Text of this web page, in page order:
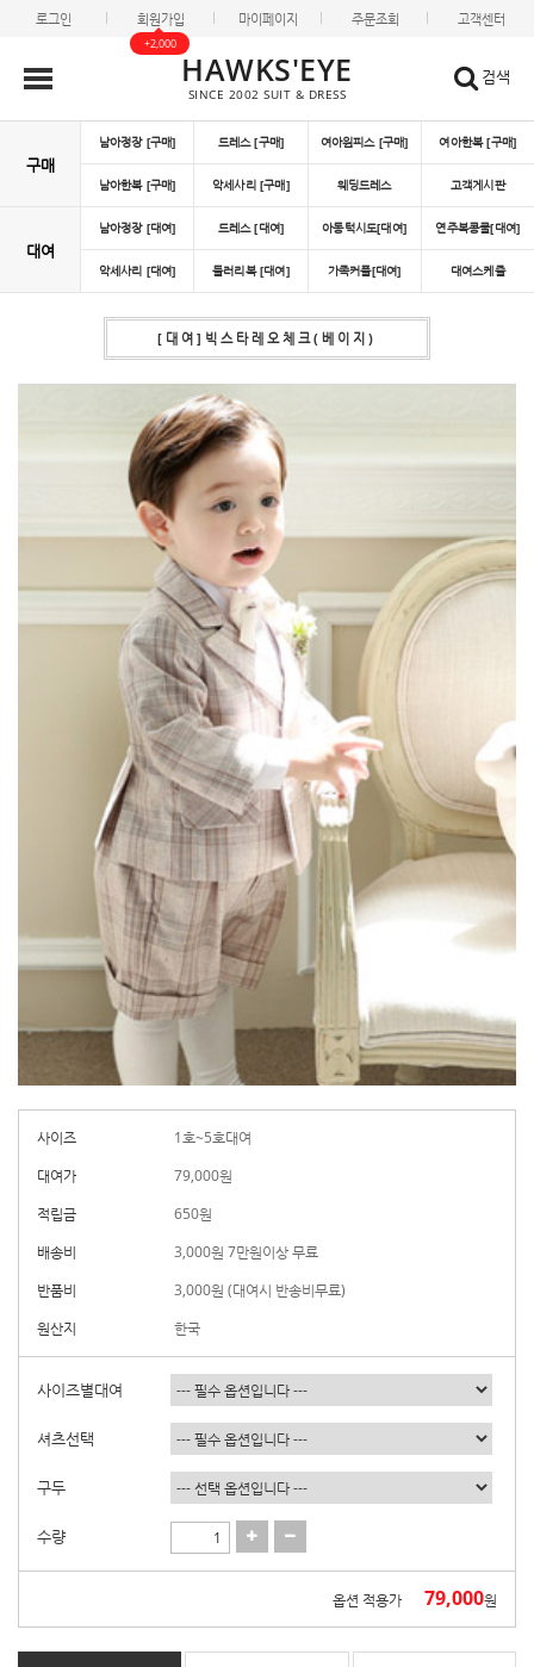
로그인 회원가입
+2,000
마이페이지 주문조회 고객센터
HAWKS'EYE
SINCE 2002 SUIT & DRESS
검색
구매
남아정장 [구매] 드레스 [구매] 여아원피스 [구매] 여아한복 [구매]
남아한복 [구매] 악세사리 [구매] 웨딩드레스 고객게시판
대여
남아정장 [대여] 드레스 [대여] 아동턱시도[대여] 연주복콩쿨[대여]
악세사리 [대여] 들러리복 [대여] 가족커플[대여] 대여스케쥴
[대여]빅스타레오체크(베이지)
사이즈
1호~5호대여
대여가
79,000원
적립금
650원
배송비
3,000원 7만원이상 무료
반품비
3,000원 (대여시 반송비무료)
원산지
한국
사이즈별대여
셔츠선택
구두
수량
옵션 적용가 79,000원